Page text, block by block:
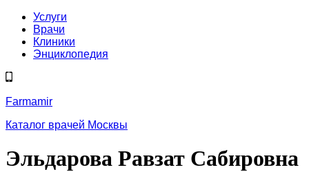
Услуги
Врачи
Клиники
Энциклопедия
Farmamir
Каталог врачей Москвы
Эльдарова Равзат Сабировна